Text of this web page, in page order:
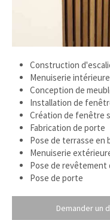
Construction
Menuiserie intérieure
Conception de
Installation de
Création de fenêtre
Fabrication de porte
Pose de terrasse en
Menuiserie
Pose de revêtement
Pose de porte
Demander un